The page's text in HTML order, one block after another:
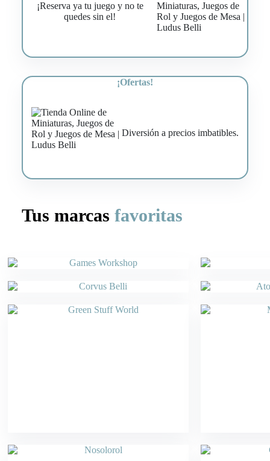
¡Reserva ya tu juego y no te
quedes sin el!
¡Ofertas!
Diversión a precios imbatibles.
Tus marcas favoritas